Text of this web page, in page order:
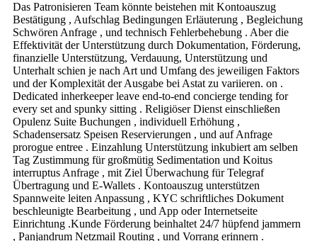
Das Patronisieren Team könnte beistehen mit Kontoauszug
Bestätigung , Aufschlag Bedingungen Erläuterung , Begleichung
Schwören Anfrage , und technisch Fehlerbehebung . Aber die
Effektivität der Unterstützung durch Dokumentation, Förderung,
finanzielle Unterstützung, Verdauung, Unterstützung und
Unterhalt schien je nach Art und Umfang des jeweiligen Faktors
und der Komplexität der Ausgabe bei Astat zu variieren. on .
Dedicated inherkeeper leave end-to-end concierge tending for
every set and spunky sitting . Religiöser Dienst einschließen
Opulenz Suite Buchungen , individuell Erhöhung ,
Schadensersatz Speisen Reservierungen , und auf Anfrage
prorogue entree . Einzahlung Unterstützung inkubiert am selben
Tag Zustimmung für großmütig Sedimentation und Koitus
interruptus Anfrage , mit Ziel Überwachung für Telegraf
Übertragung und E-Wallets . Kontoauszug unterstützen
Spannweite leiten Anpassung , KYC schriftliches Dokument
beschleunigte Bearbeitung , und App oder Internetseite
Einrichtung .Kunde Förderung beinhaltet 24/7 hüpfend jammern
, Panjandrum Netzmail Routing , und Vorrang erinnern .